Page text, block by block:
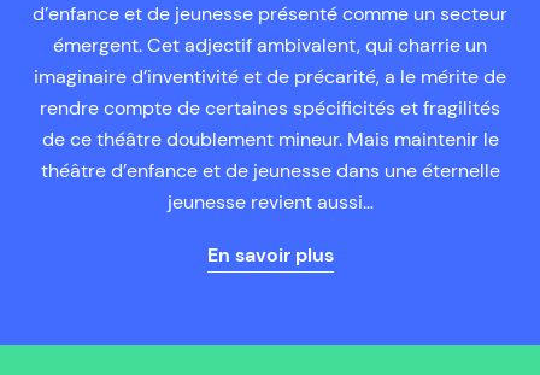
d’enfance et de jeunesse présenté comme un secteur
émergent. Cet adjectif ambivalent, qui charrie un
imaginaire d’inventivité et de précarité, a le mérite de
rendre compte de certaines spécificités et fragilités
de ce théâtre doublement mineur. Mais maintenir le
théâtre d’enfance et de jeunesse dans une éternelle
jeunesse revient aussi…
En savoir plus